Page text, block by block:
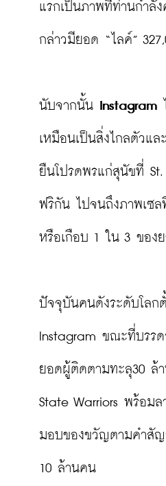
แรกเป็นภาพที่ท่านกำลั
กล่าวมียอด “ไลค์”
นับจากนั้น Instagram
เหมือนเป็นสิ่งไกลตัวแ
ยืนโปรดพรแก่สุนัขที่ St.
ฟริกัน ไปจนถึงภาพเซ
หรือเกือบ 1 ใน 3 ของ
ปัจจุบันคนดังระดับโลก
Instagram ขณะที่บรร
ยอดผู้ติดตามทะลุ30 ล้า
State Warriors พร้อม
มอบของขวัญตามคำสัญ
10 ล้านคน